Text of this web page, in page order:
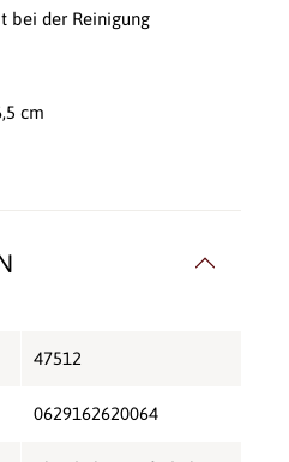
bei der Reinigung
cm
47512
0629162620064